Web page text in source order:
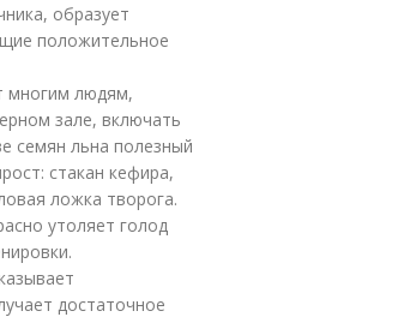
образует
положительное
многим людям,
зале, включать
семян льна полезный
стакан кефира,
ложка творога.
утоляет голод
достаточное